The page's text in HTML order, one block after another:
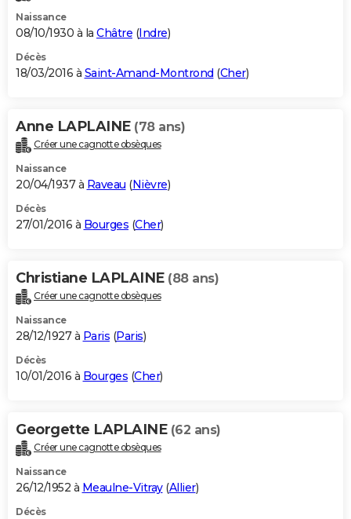
Naissance
08/10/1930 à la Châtre (Indre)
Décès
18/03/2016 à Saint-Amand-Montrond (Cher)
Anne LAPLAINE (78 ans)
Créer une cagnotte obsèques
Naissance
20/04/1937 à Raveau (Nièvre)
Décès
27/01/2016 à Bourges (Cher)
Christiane LAPLAINE (88 ans)
Créer une cagnotte obsèques
Naissance
28/12/1927 à Paris (Paris)
Décès
10/01/2016 à Bourges (Cher)
Georgette LAPLAINE (62 ans)
Créer une cagnotte obsèques
Naissance
26/12/1952 à Meaulne-Vitray(Allier)
Décès